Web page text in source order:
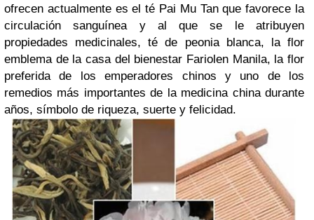
ofrecen actualmente es elté Pai Mu Tanque favorece la
circulación sanguínea y al que se le atribuyen
propiedades medicinales,té de peonia blanca, la flor
emblema de la casa del bienestar Fariolen Manila, la flor
preferida de los emperadores chinos y uno de los
remedios más importantes de la medicina china durante
años, símbolo de riqueza, suerte y felicidad.